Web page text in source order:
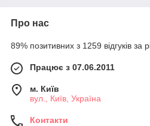
Про нас
89% позитивних з 1259 відгуків за
Працює з 07.06.2011
м. Київ
вул., Київ, Україна
Контакти